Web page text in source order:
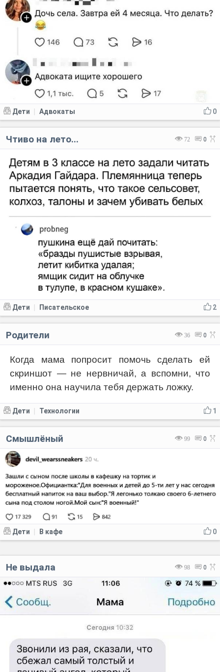
0
Дети Адвокаты
72 0
Чтиво на лето...
2
Дети Писательское
36 0
Родители
Когда мама попросит помочь сделать ей
скриншот — не нервничай, а вспомни, что
именно она научила тебя держать ложку.
1
Дети Технологии
99 0
Смышлёный
0
Дети В кафе
98 0
Не выдала